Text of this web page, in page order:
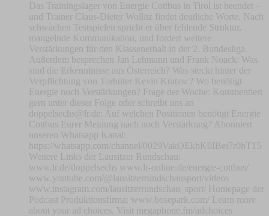
Das Trainingslager von Energie Cottbus in Tirol ist beendet –
und Trainer Claus-Dieter Wollitz findet deutliche Worte. Nach
schwachen Testspielen spricht er über fehlende Struktur,
mangelnde Kommunikation, und fordert weitere
Verstärkungen für den Klassenerhalt in der 2. Bundesliga.
Außerdem besprechen Jan Lehmann und Frank Noack: Was
sind die Erkenntnisse aus Österreich? Was steckt hinter der
Verpflichtung von Torhüter Kevin Kratzsc? Wo benötigt
Energie noch Verstärkungen? Frage der Woche: Kommentiert
gern unter dieser Folge oder schreibt uns an
doppelsechs@lr.de : Auf welchen Positionen benötigt Energie
Cottbus Eurer Meinung nach noch Verstärkung? Abonniert
unseren Whatsapp Kanal:
https://whatsapp.com/channel/0029VakOEkhK0IBei7r0hT15
Weitere Links der Lausitzer Rundschau:
www.lr.de/doppelsechs www.lr-online.de/energie-cottbus/
www.youtube.com/@lausitzerrundschausport/videos
www.instagram.com/lausitzerrundschau_sport/ Homepage der
Podcast Produktionsfirma: www.bosepark.com/ Learn more
about your ad choices. Visit megaphone.fm/adchoices